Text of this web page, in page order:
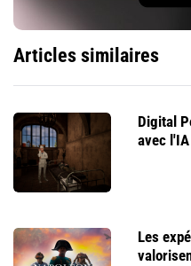
Articles similaires
Digital
avec
Les